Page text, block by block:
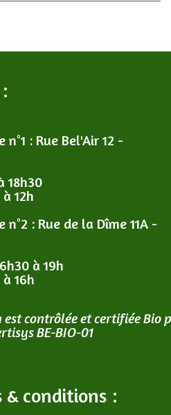
n°1 : Rue Bel'Air 12 -
18h30
12h
n°2 : Rue de la Dîme 11A -
à 19h
16h
contrôlée et certifiée Bio
BE-BIO-01
conditions :